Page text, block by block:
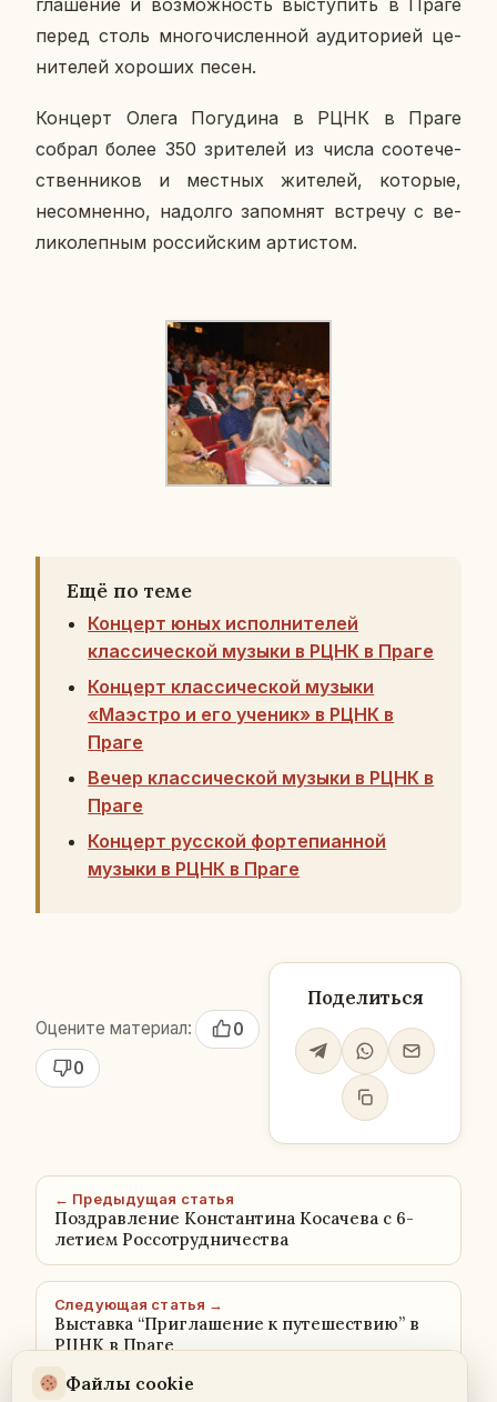
гла­ше­ние и воз­мож­ность вы­сту­пить в Праге
перед столь мно­го­чис­лен­ной ауди­то­ри­ей це­
ни­те­лей хо­ро­ших песен.
Кон­церт Олега По­гу­ди­на в РЦНК в Праге
собрал более 350 зри­те­лей из числа со­оте­че­
ствен­ни­ков и мест­ных жи­те­лей, ко­то­рые,
несо­мнен­но, на­дол­го за­пом­нят встре­чу с ве­
ли­ко­леп­ным рос­сий­ским ар­ти­стом.
Ещё по теме
Концерт юных исполнителей
классической музыки в РЦНК в Праге
Концерт классической музыки
«Маэстро и его ученик» в РЦНК в
Праге
Вечер классической музыки в РЦНК в
Праге
Концерт русской фортепианной
музыки в РЦНК в Праге
Оцените материал:
0
0
Поделиться
← Предыдущая статья
Поздравление Константина Косачева с 6-
летием Россотрудничества
Следующая статья →
Выставка “Приглашение к путешествию” в
РЦНК в Праге
Файлы cookie